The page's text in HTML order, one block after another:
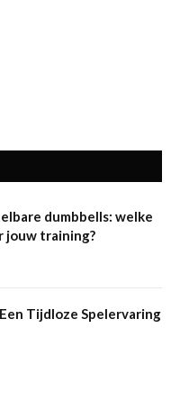
dumbbells: welke
jouw training?
Tijdloze Spelervaring